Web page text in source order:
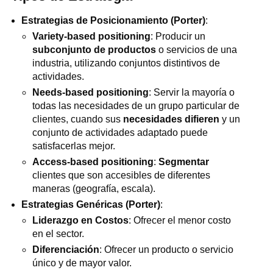
Estrategias de Posicionamiento (Porter):
Variety-based positioning: Producir un
subconjunto de productoso servicios de una
industria, utilizando conjuntos distintivos de
actividades.
Needs-based positioning: Servir la mayoría o
todas las necesidades de un grupo particular de
clientes, cuando sus necesidades difieren y un
conjunto de actividades adaptado puede
satisfacerlas mejor.
Access-based positioning: Segmentar
clientes que son accesibles de diferentes
maneras (geografía, escala).
Estrategias Genéricas (Porter):
Liderazgo en Costos: Ofrecer el menor costo
en el sector.
Diferenciación: Ofrecer un producto o servicio
único y de mayor valor.